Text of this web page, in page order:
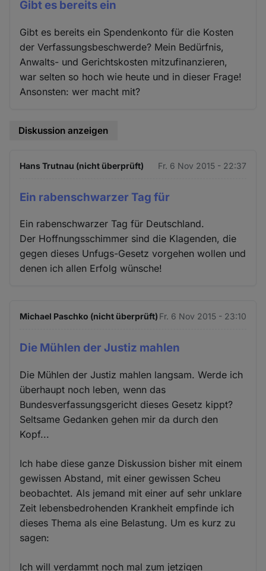
Gibt es bereits ein
Gibt es bereits ein Spendenkonto für die Kosten
der Verfassungsbeschwerde? Mein Bedürfnis,
Anwalts- und Gerichtskosten mitzufinanzieren,
war selten so hoch wie heute und in dieser Frage!
Ansonsten: wer macht mit?
Diskussion anzeigen
Hans Trutnau (nicht überprüft) Fr. 6 Nov 2015 - 22:37
Ein rabenschwarzer Tag für
Ein rabenschwarzer Tag für Deutschland.
Der Hoffnungsschimmer sind die Klagenden, die
gegen dieses Unfugs-Gesetz vorgehen wollen und
denen ich allen Erfolg wünsche!
Michael Paschko (nicht überprüft) Fr. 6 Nov 2015 - 23:10
Die Mühlen der Justiz mahlen
Die Mühlen der Justiz mahlen langsam. Werde ich
überhaupt noch leben, wenn das
Bundesverfassungsgericht dieses Gesetz kippt?
Seltsame Gedanken gehen mir da durch den
Kopf...
Ich habe diese ganze Diskussion bisher mit einem
gewissen Abstand, mit einer gewissen Scheu
beobachtet. Als jemand mit einer auf sehr unklare
Zeit lebensbedrohenden Krankheit empfinde ich
dieses Thema als eine Belastung. Um es kurz zu
sagen:
Ich will verdammt noch mal zum jetzigen